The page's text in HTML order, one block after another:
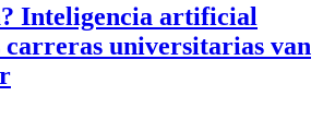
Inteligencia artificial
carreras universitarias van